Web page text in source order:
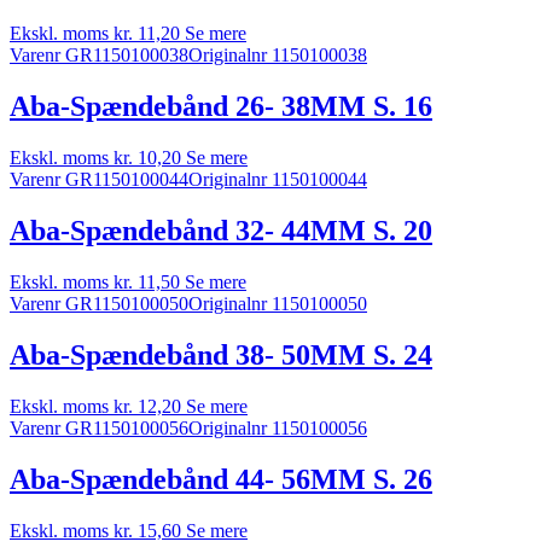
Ekskl. moms kr. 11,20 Se mere
Varenr GR1150100038Originalnr 1150100038
Aba-Spændebånd 26- 38MM S. 16
Ekskl. moms kr. 10,20 Se mere
Varenr GR1150100044Originalnr 1150100044
Aba-Spændebånd 32- 44MM S. 20
Ekskl. moms kr. 11,50 Se mere
Varenr GR1150100050Originalnr 1150100050
Aba-Spændebånd 38- 50MM S. 24
Ekskl. moms kr. 12,20 Se mere
Varenr GR1150100056Originalnr 1150100056
Aba-Spændebånd 44- 56MM S. 26
Ekskl. moms kr. 15,60 Se mere